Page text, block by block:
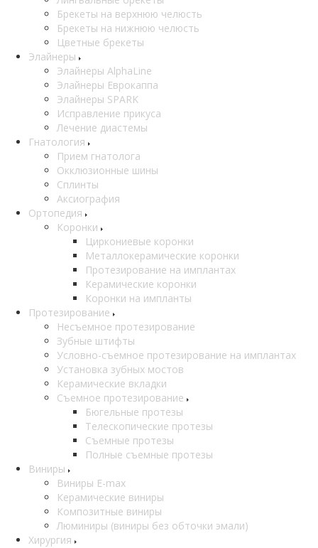
Брекеты на верхнюю челюсть
Брекеты на нижнюю челюсть
Цветные брекеты
Элайнеры
Элайнеры AlphaLine
Элайнеры Еврокаппа
Элайнеры SPARK
Исправление прикуса
Лечение диастемы
Гнатология
Прием гнатолога
Окклюзионные шины
Сплинты
Аксиография
Ортопедия
Коронки
Циркониевые коронки
Металлокерамические коронки
Протезирование на имплантах
Керамические коронки
Коронки на импланты
Протезирование
Несъемное протезирование
Зубные штифты
Условно-съемное протезирование на имплантах
Установка зубных мостов
Керамические вкладки
Съемное протезирование
Бюгельные протезы
Телескопические протезы
Съемные протезы
Полные съемные протезы
Виниры
Виниры E-max
Керамические виниры
Композитные виниры
Люминиры (виниры без обточки эмали)
Хирургия